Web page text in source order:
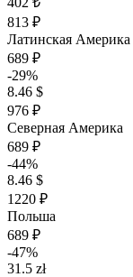
813 ₽
Латинская Америка
689 ₽
-29%
8.46 $
976 ₽
Северная Америка
689 ₽
-44%
8.46 $
1220 ₽
Польша
689 ₽
-47%
31.5 zł